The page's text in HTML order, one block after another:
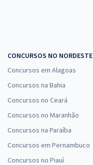
CONCURSOS NO NORDESTE
Concursos em Alagoas
Concursos na Bahia
Concursos no Ceará
Concursos no Maranhão
Concursos na Paraíba
Concursos em Pernambuco
Concursos no Piauí